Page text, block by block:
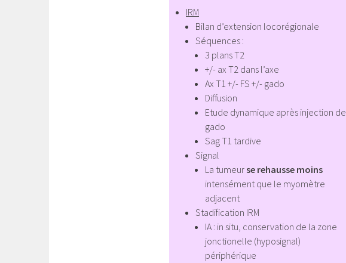
IRM
Bilan d’extension locorégionale
Séquences :
3 plans T2
+/- ax T2 dans l’axe
Ax T1 +/- FS +/- gado
Diffusion
Etude dynamique après injection de
gado
Sag T1 tardive
Signal
La tumeurse rehausse moins
intensément que le myomètre
adjacent
Stadification IRM
IA : in situ, conservation de la zone
jonctionelle (hyposignal)
périphérique